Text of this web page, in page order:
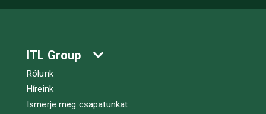
ITL Group
Rólunk
Híreink
Ismerje meg csapatunkat